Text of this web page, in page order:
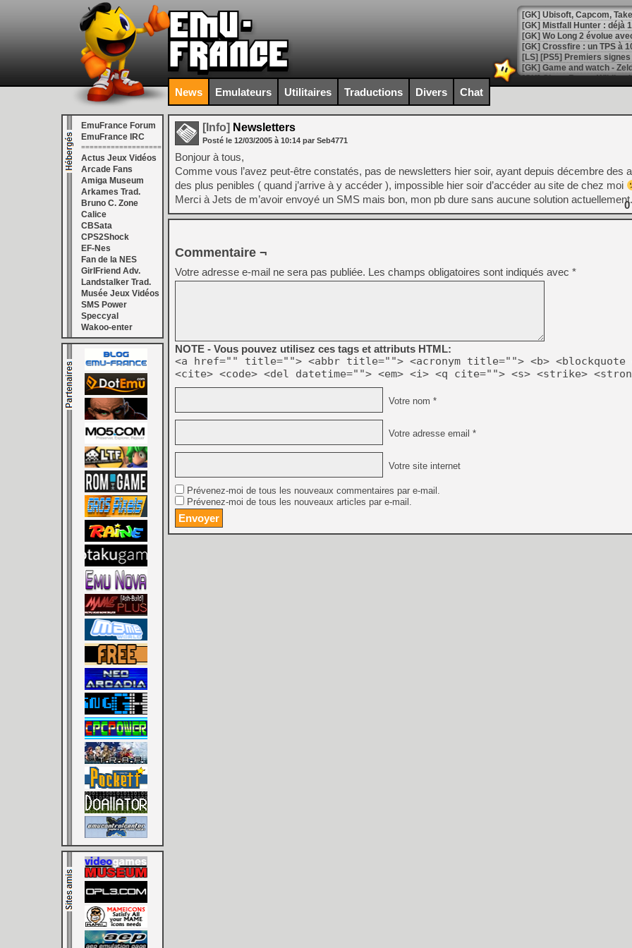
[GK] Mistfall Hunter : déjà
[GK] Wo Long 2 évolue
[GK] Crossfire : un TPS à
[LS] [PS5] Premiers
[Mo5] DOOM arrive en
[GK] Bethesda fête les 30
[GK] Roblox : l'action en
[GK] Agenda - GeForce
[GK] Devolver Digital en a
[LS] [PS5] ps5-y2jb-
[GK] Pourquoi Marvel
[GK] Test : Restory : Chill
[GK] GTA 6 : Rockstar
[GK] Hot Wheels Infinite
[GK] Mémoire cash -
[GK] Résultats Nintendo :
[GK] Déjà des
[Mo5] Brickboy cherche à
[GK] Minecraft et ses «
[GK] Beast of
[GK] Mémoire cash -
[GK] Dan Houser (GTA)
[GK] Comment EA Sports
[GK] Crimson Moon : un
[GK] Isle of Reveries : le
[GK] Moonlighter 2 : The
[GK] Capcom relance
[Mo5] Deux inédits du
[LTF] Eté 2026 - Séquence
News Emulateurs Utilitaires Traductions Divers Chat
EmuFrance Forum
EmuFrance IRC
===================
Actus Jeux Vidéos
Arcade Fans
Amiga Museum
Arkames Trad.
Bruno C. Zone
Calice
CBSata
CPS2Shock
EF-Nes
Fan de la NES
GirlFriend Adv.
Landstalker Trad.
Musée Jeux Vidéos
SMS Power
Speccyal
Wakoo-enter
[Info] Newsletters
Posté le 12/03/2005 à 10:14 par Seb4771
Bonjour à tous,
Comme vous l’avez peut-être constatés, pas de newsletters hier soir, ayant depuis décembre des
des plus penibles ( quand j’arrive à y accéder ), impossible hier soir d’accéder au site de chez moi
Merci à Jets de m’avoir envoyé un SMS mais bon, mon pb dure sans aucune solution actuellement.
0
Commentaire ¬
Votre adresse e-mail ne sera pas publiée. Les champs obligatoires sont indiqués avec *
NOTE - Vous pouvez utilisez ces tags et attributs HTML:
<a href="" title=""> <abbr title=""> <acronym title=""> <b> <blockquote
<cite> <code> <del datetime=""> <em> <i> <q cite=""> <s> <strike>
Votre nom *
Votre adresse email *
Votre site internet
Prévenez-moi de tous les nouveaux commentaires par e-mail.
Prévenez-moi de tous les nouveaux articles par e-mail.